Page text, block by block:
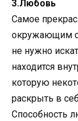
3.Любовь
Самое
окружающим
не нужно
находится
которую
раскрыть в
Способность